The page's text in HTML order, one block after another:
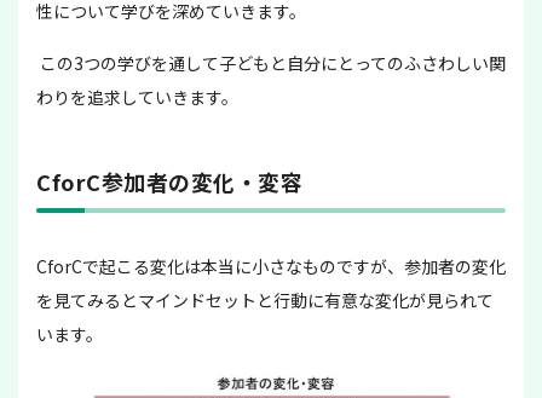
性について学びを深めていきます。
この3つの学びを通して子どもと自分にとってのふさわしい関
わりを追求していきます。
CforC参加者の変化・変容
CforCで起こる変化は本当に小さなものですが、参加者の変化
を見てみるとマインドセットと行動に有意な変化が見られて
います。